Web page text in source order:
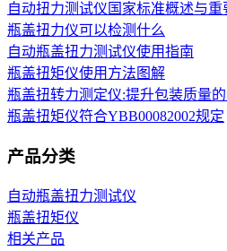
自动扭力测试仪国家标准概述与重
瓶盖扭力仪可以检测什么
自动瓶盖扭力测试仪使用指南
瓶盖扭矩仪使用方法图解
瓶盖扭转力测定仪:提升包装质量
瓶盖扭矩仪符合YBB00082002规定
产品分类
自动瓶盖扭力测试仪
瓶盖扭矩仪
相关产品